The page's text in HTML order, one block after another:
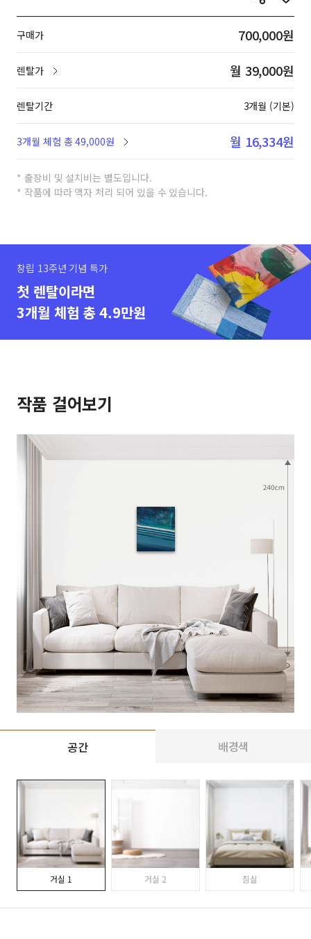
구매가 700,000원
렌탈가 월 39,000원
렌탈기간 3개월 (기본)
3개월 체험 총 49,000원 월 16,334원
* 출장비 및 설치비는 별도입니다.
* 작품에 따라 액자 처리 되어 있을 수 있습니다.
창립 13주년 기념 특가
첫 렌탈이라면
3개월 체험 총 4.9만원
작품 걸어보기
공간 배경색
거실 1 거실 2 침실